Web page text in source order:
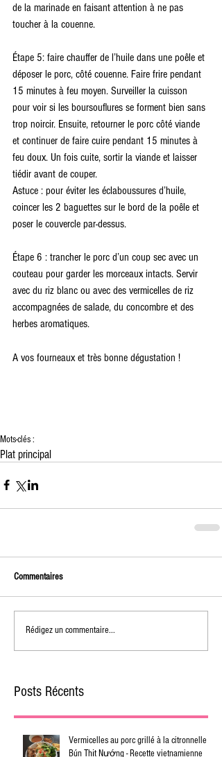
de la marinade en faisant attention à ne pas
toucher à la couenne.
Étape 5: faire chauffer de l’huile dans une poêle et
déposer le porc, côté couenne. Faire frire pendant
15 minutes à feu moyen. Surveiller la cuisson
pour voir si les boursouflures se forment bien sans
trop noircir. Ensuite, retourner le porc côté viande
et continuer de faire cuire pendant 15 minutes à
feu doux. Un fois cuite, sortir la viande et laisser
tiédir avant de couper.
Astuce : pour éviter les éclaboussures d’huile,
coincer les 2 baguettes sur le bord de la poêle et
poser le couvercle par-dessus.
Étape 6 : trancher le porc d’un coup sec avec un
couteau pour garder les morceaux intacts. Servir
avec du riz blanc ou avec des vermicelles de riz
accompagnées de salade, du concombre et des
herbes aromatiques.
A vos fourneaux et très bonne dégustation !
Mots-clés :
Plat principal
Commentaires
Rédigez un commentaire...
Posts Récents
Vermicelles au porc grillé à la citronnelle -
Bún Thịt Nướng - Recette vietnamienne